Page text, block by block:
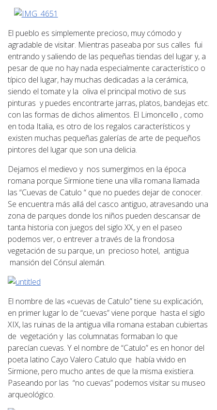
El pueblo es simplemente precioso, muy cómodo y
agradable de visitar. Mientras paseaba por sus calles fui
entrando y saliendo de las pequeñas tiendas del lugar y, a
pesar de que no hay nada especialmente característico o
típico del lugar, hay muchas dedicadas a la cerámica,
siendo el tomate y la oliva el principal motivo de sus
pinturas y puedes encontrarte jarras, platos, bandejas etc.
con las formas de dichos alimentos. El Limoncello , como
en toda Italia, es otro de los regalos característicos y
existen muchas pequeñas galerías de arte de pequeños
pintores del lugar que son una delicia.
Dejamos el medievo y nos sumergimos en la época
romana porque Sirmione tiene una villa romana llamada
las “Cuevas de Catulo “ que no puedes dejar de conocer.
Se encuentra más allá del casco antiguo, atravesando una
zona de parques donde los niños pueden descansar de
tanta historia con juegos del siglo XX, y en el paseo
podemos ver, o entrever a través de la frondosa
vegetación de su parque, un precioso hotel, antigua
mansión del Cónsul alemán.
El nombre de las «cuevas de Catulo” tiene su explicación,
en primer lugar lo de “cuevas” viene porque hasta el siglo
XIX, las ruinas de la antigua villa romana estaban cubiertas
de vegetación y las columnatas formaban lo que
parecían cuevas. Y el nombre de “Catulo” es en honor del
poeta latino Cayo Valero Catulo que había vivido en
Sirmione, pero mucho antes de que la misma existiera.
Paseando por las “no cuevas” podemos visitar su museo
arqueológico.